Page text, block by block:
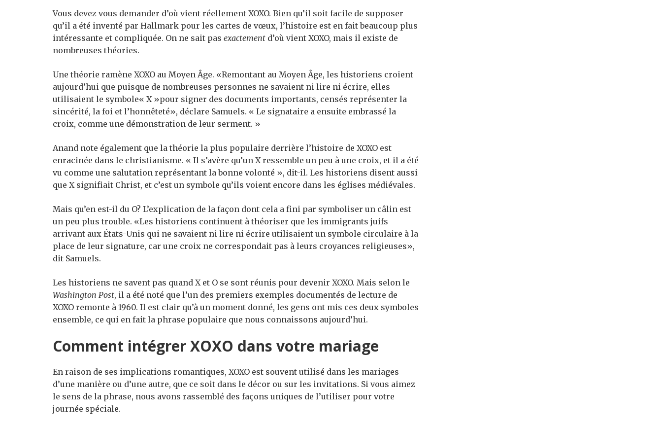
Vous devez vous demander d’où vient réellement XOXO. Bien qu’il soit facile de supposer
qu’il a été inventé par Hallmark pour les cartes de vœux, l’histoire est en fait beaucoup plus
intéressante et compliquée. On ne sait pas exactement d’où vient XOXO, mais il existe de
nombreuses théories.
Une théorie ramène XOXO au Moyen Âge. «Remontant au Moyen Âge, les historiens croient
aujourd’hui que puisque de nombreuses personnes ne savaient ni lire ni écrire, elles
utilisaient le symbole« X »pour signer des documents importants, censés représenter la
sincérité, la foi et l’honnêteté», déclare Samuels. « Le signataire a ensuite embrassé la
croix, comme une démonstration de leur serment. »
Anand note également que la théorie la plus populaire derrière l’histoire de XOXO est
enracinée dans le christianisme. « Il s’avère qu’un X ressemble un peu à une croix, et il a été
vu comme une salutation représentant la bonne volonté », dit-il. Les historiens disent aussi
que X signifiait Christ, et c’est un symbole qu’ils voient encore dans les églises médiévales.
Mais qu’en est-il du O? L’explication de la façon dont cela a fini par symboliser un câlin est
un peu plus trouble. «Les historiens continuent à théoriser que les immigrants juifs
arrivant aux États-Unis qui ne savaient ni lire ni écrire utilisaient un symbole circulaire à la
place de leur signature, car une croix ne correspondait pas à leurs croyances religieuses»,
dit Samuels.
Les historiens ne savent pas quand X et O se sont réunis pour devenir XOXO. Mais selon le
Washington Post, il a été noté que l’un des premiers exemples documentés de lecture de
XOXO remonte à 1960. Il est clair qu’à un moment donné, les gens ont mis ces deux symboles
ensemble, ce qui en fait la phrase populaire que nous connaissons aujourd’hui.
Comment intégrer XOXO dans votre mariage
En raison de ses implications romantiques, XOXO est souvent utilisé dans les mariages
d’une manière ou d’une autre, que ce soit dans le décor ou sur les invitations. Si vous aimez
le sens de la phrase, nous avons rassemblé des façons uniques de l’utiliser pour votre
journée spéciale.